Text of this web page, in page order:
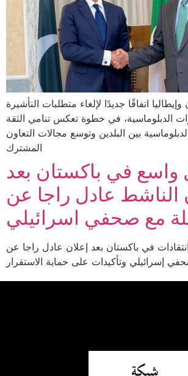
اتفاقًا جديدًا لإلغاء متطلبات التأشيرة
الدبلوماسية، في خطوة تعكس تنامي الثقة
بين البلدين وتوسع مجالات التعاون
المشترك
في باكستان بعد
الناشط عادل راجا عن
مع صحفي اسرائيلي
في باكستان بعد إعلان عادل راجا عن
إسرائيلي وتأكيدات على حماية الاستقرار